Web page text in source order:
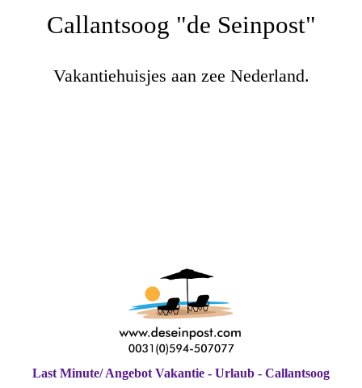
Callantsoog "de Seinpost"
Vakantiehuisjes aan zee Nederland.
Last Minute/ Angebot Vakantie - Urlaub - Callantsoog